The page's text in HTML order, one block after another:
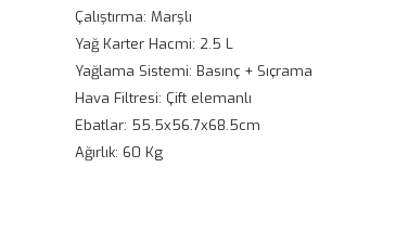
Çalıştırma: Marşlı
Yağ Karter Hacmi: 2.5 L
Yağlama Sistemi: Basınç + Sıçrama
Hava Filtresi: Çift elemanlı
Ebatlar: 55.5x56.7x68.5cm
Ağırlık: 60 Kg